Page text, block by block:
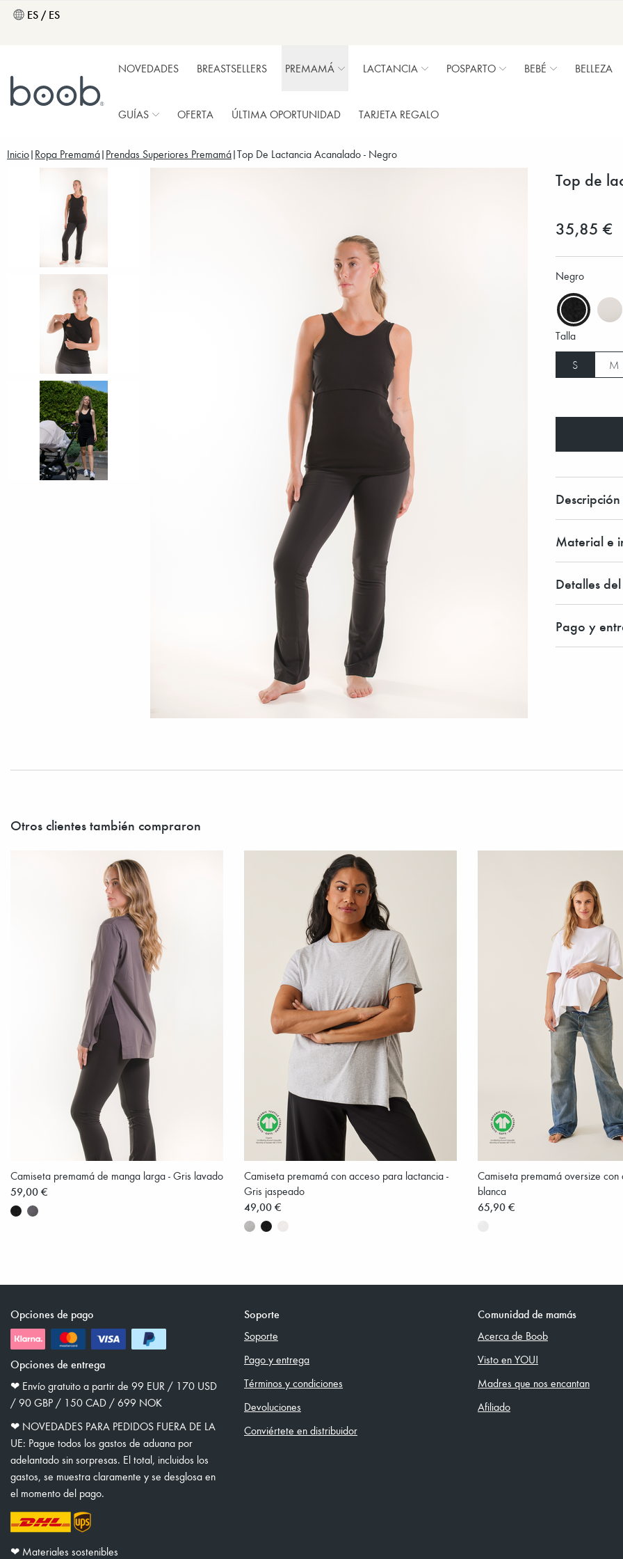
ES / ES
NOVEDADES BREASTSELLERS PREMAMÁ LACTANCIA POSPARTO BEBÉ BELLEZA
GUÍAS OFERTA ÚLTIMA OPORTUNIDAD TARJETA REGALO
Inicio Ropa Premamá Prendas Superiores Premamá Top De Lactancia Acanalado - Negro
Top de
35,85 €
Negro
Talla
S M
Descripción
Material e
Detalles
Pago y
Otros clientes también compraron
Camiseta premamá de manga larga - Gris lavado
59,00 €
Camiseta premamá con acceso para lactancia -
Gris jaspeado
49,00 €
Camiseta premamá oversize con
blanca
65,90 €
Opciones de pago
Opciones de entrega
❤︎ Envío gratuito a partir de 99 EUR / 170 USD
/ 90 GBP / 150 CAD / 699 NOK
❤︎ NOVEDADES PARA PEDIDOS FUERA DE LA
UE: Pague todos los gastos de aduana por
adelantado sin sorpresas. El total, incluidos los
gastos, se muestra claramente y se desglosa en
el momento del pago.
❤︎ Materiales sostenibles
Soporte
Soporte
Pago y entrega
Términos y condiciones
Devoluciones
Conviértete en distribuidor
Comunidad de mamás
Acerca de Boob
Visto en YOU!
Madres que nos encantan
Afiliado